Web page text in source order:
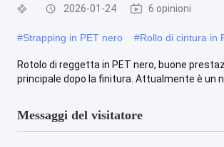
2026-01-24 6 opinioni
#Strapping in PET nero #Rollo di cintura in
Rotolo di reggetta in PET nero, buone
principale dopo la finitura. Attualmente è un
Messaggi del visitatore